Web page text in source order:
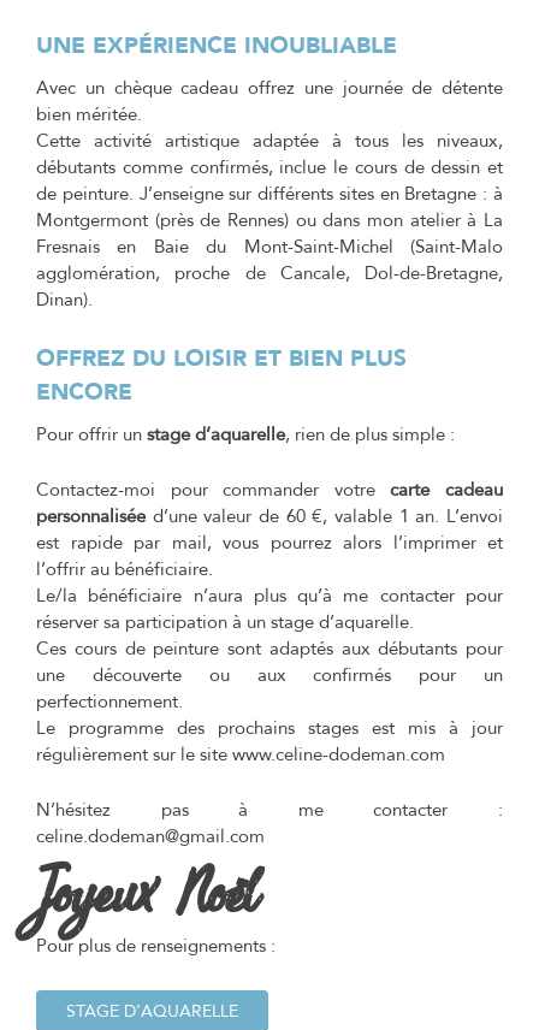
UNE EXPÉRIENCE INOUBLIABLE
Avec un chèque cadeau offrez une journée de détente
bien méritée.
Cette activité artistique adaptée à tous les niveaux,
débutants comme confirmés, inclue le cours de dessin et
de peinture. J’enseigne sur différents sites en Bretagne : à
Montgermont (près de Rennes) ou dans mon atelier à La
Fresnais en Baie du Mont-Saint-Michel (Saint-Malo
agglomération, proche de Cancale, Dol-de-Bretagne,
Dinan).
OFFREZ DU LOISIR ET BIEN PLUS
ENCORE
Pour offrir un stage d’aquarelle, rien de plus simple :
Contactez-moi pour commander votrecarte cadeau
personnaliséed’une valeur de 60 €, valable 1 an. L’envoi
est rapide par mail, vous pourrez alors l’imprimer et
l’offrir au bénéficiaire.
Le/la bénéficiaire n’aura plus qu’à me contacter pour
réserver sa participation à un stage d’aquarelle.
Ces cours de peinture sont adaptés aux débutants pour
une découverte ou aux confirmés pour un
perfectionnement.
Le programme des prochains stages est mis à jour
régulièrement sur le site www.celine-dodeman.com
N’hésitez pas à me contacter :
celine.dodeman@gmail.com
Joyeux Noël
Pour plus de renseignements :
STAGE D’AQUARELLE